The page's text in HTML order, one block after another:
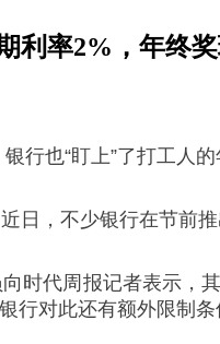
利率2%，年终
行也“盯上”了打工人的
日，不少银行在节前
时代周报记者表示，
行对此还有额外限制